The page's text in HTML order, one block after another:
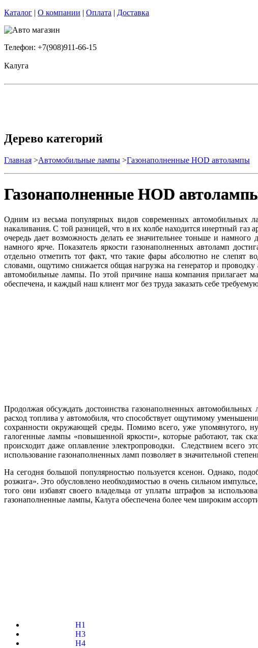
Каталог | О компании | Оплата | Доставка
Телефон: +7(908)911-66-15
Калуга
Дерево категорий
Главная >Автомобильные лампы >Газонаполненные HOD автолампы
Газонаполненные HOD
Одним из весьма популярных видов современных
накаливания. С той разницей, что в их колбе находится инертный газ
очередь дает возможность делать ее значительнее тоньше и
намного ярче. Показатель яркости газонаполненных автоламп
отдельно отметить тот факт, что такие фары абсолютно не слепят
словами, ощутимо снижается общая нагрузка на генератор и
автомобильные лампы. По этой причине наша компания прилагает
обеспечена, и каждый наш клиент мог без труда заказать себе
Продолжая обсуждать достоинства газонаполненных
расход топлива у автомобиля, что способствует ощутимому
сохранности окружающей среды. Помимо всего, уже упомянутого,
галогенные лампы «повышенной яркости», которые работают, так
происходит даже оплавление электропроводки. Следствием всего
использование газонаполненных ламп позволяет в значительной
На сегодня большой популярностью пользуется ксенон. Однако,
розжига». Это обусловлено необходимостью в очень сильном
того они избавят своего владельца от уплаты штрафов за
газонаполненные лампы, Калуга обеспечена более чем широким
H1
H3
H4